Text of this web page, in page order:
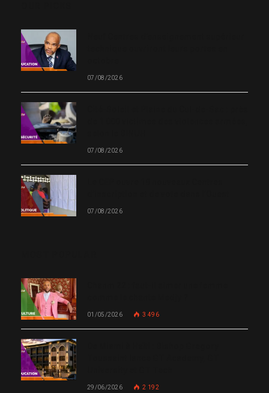
07/08/2026
07/08/2026
07/08/2026
01/05/2026 3 496
29/06/2026 2 192